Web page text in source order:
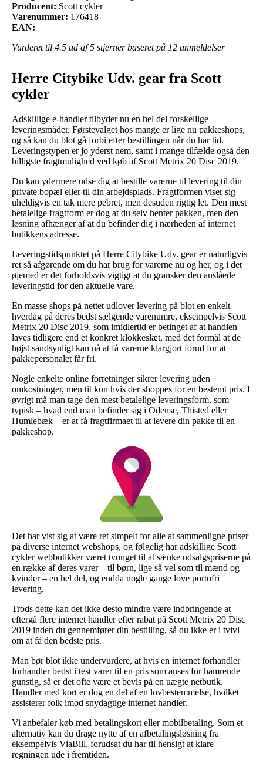
Producent: Scott cykler
Varenummer: 176418
EAN:
Vurderet til 4.5 ud af 5 stjerner baseret på 12 anmeldelser
Herre Citybike Udv. gear fra Scott
cykler
Adskillige e-handler tilbyder nu en hel del forskellige
leveringsmåder. Førstevalget hos mange er lige nu pakkeshops,
og så kan du blot gå forbi efter bestillingen når du har tid.
Leveringstypen er jo yderst nem, samt i mange tilfælde også den
billigste fragtmulighed ved køb af Scott Metrix 20 Disc 2019.
Du kan ydermere udse dig at bestille varerne til levering til din
private bopæl eller til din arbejdsplads. Fragtformen viser sig
uheldigvis en tak mere pebret, men desuden rigtig let. Den mest
betalelige fragtform er dog at du selv henter pakken, men den
løsning afhænger af at du befinder dig i nærheden af internet
butikkens adresse.
Leveringstidspunktet på Herre Citybike Udv. gear er naturligvis
ret så afgørende om du har brug for varerne nu og her, og i det
øjemed er det forholdsvis vigtigt at du gransker den anslåede
leveringstid for den aktuelle vare.
En masse shops på nettet udlover levering på blot en enkelt
hverdag på deres bedst sælgende varenumre, eksempelvis Scott
Metrix 20 Disc 2019, som imidlertid er betinget af at handlen
laves tidligere end et konkret klokkeslæt, med det formål at de
højst sandsynligt kan nå at få varerne klargjort forud for at
pakkepersonalet får fri.
Nogle enkelte online forretninger sikrer levering uden
omkostninger, men tit kun hvis der shoppes for en bestemt pris. I
øvrigt må man tage den mest betalelige leveringsform, som
typisk – hvad end man befinder sig i Odense, Thisted eller
Humlebæk – er at få fragtfirmaet til at levere din pakke til en
pakkeshop.
Det har vist sig at være ret simpelt for alle at sammenligne priser
på diverse internet webshops, og følgelig har adskillige Scott
cykler webbutikker været tvunget til at sænke udsalgspriserne på
en række af deres varer – til børn, lige så vel som til mænd og
kvinder – en hel del, og endda nogle gange love portofri
levering.
Trods dette kan det ikke desto mindre være indbringende at
eftergå flere internet handler efter rabat på Scott Metrix 20 Disc
2019 inden du gennemfører din bestilling, så du ikke er i tvivl
om at få den bedste pris.
Man bør blot ikke undervurdere, at hvis en internet forhandler
forhandler bedst i test varer til en pris som anses for hamrende
gunstig, så er det ofte være et bevis på en uægte netbutik.
Handler med kort er dog en del af en lovbestemmelse, hvilket
assisterer folk imod snydagtige internet handler.
Vi anbefaler køb med betalingskort eller mobilbetaling. Som et
alternativ kan du drage nytte af en afbetalingsløsning fra
eksempelvis ViaBill, forudsat du har til hensigt at klare
regningen ude i fremtiden.